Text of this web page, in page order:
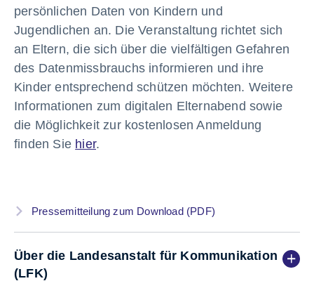
persönlichen Daten von Kindern und
Jugendlichen an. Die Veranstaltung richtet sich
an Eltern, die sich über die vielfältigen Gefahren
des Datenmissbrauchs informieren und ihre
Kinder entsprechend schützen möchten. Weitere
Informationen zum digitalen Elternabend sowie
die Möglichkeit zur kostenlosen Anmeldung
finden Sie hier.
Pressemitteilung zum Download (PDF)
Über die Landesanstalt für Kommunikation
(LFK)